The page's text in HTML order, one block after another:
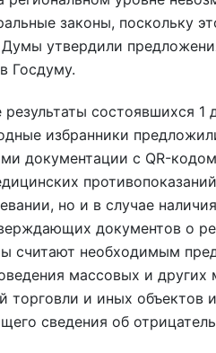
законы, поскольку
утвердили
Госдуму.
состоявшихся
избранники
документации с QR-
но и в случае
документов о
считают необходимым
массовых и других
торговли и иных объектов
сведения об